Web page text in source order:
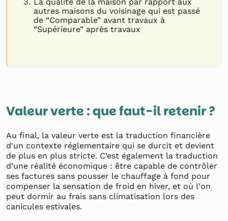
autres maisons du voisinage qui est passé
de “Comparable” avant travaux à
“Supérieure” après travaux
Valeur verte : que faut-il retenir ?
Au final, la valeur verte est la traduction financière
d'un contexte réglementaire qui se durcit et devient
de plus en plus stricte. C’est également la traduction
d’une réalité économique : être capable de contrôler
ses factures sans pousser le chauffage à fond pour
compenser la sensation de froid en hiver, et où l'on
peut dormir au frais sans climatisation lors des
canicules estivales.